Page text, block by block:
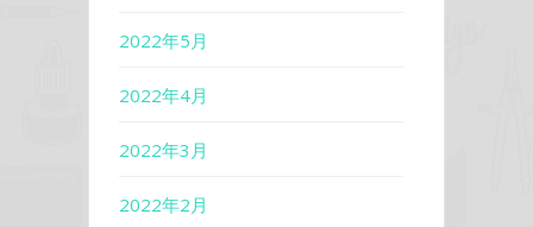
2022年5月
2022年4月
2022年3月
2022年2月